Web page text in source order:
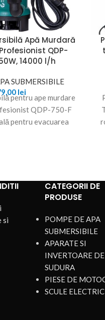
Apă Murdară
QDP-
14000 l/h
SUBMERSIBILE
lei
pentru ape murdare
QDP-750-F
pentru evacuarea
si
CATEGORII DE
PRODUSE
POMPE DE APA
SUBMERSIBILE
APARATE SI
INVERTOARE DE
SUDURA
PIESE DE
SCULE